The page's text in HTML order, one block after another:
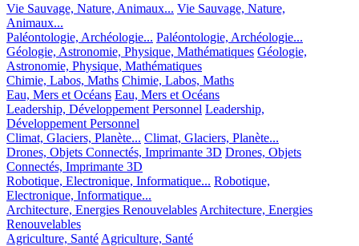
Vie Sauvage, Nature, Animaux... Vie Sauvage, Nature,
Animaux...
Paléontologie, Archéologie... Paléontologie, Archéologie...
Géologie, Astronomie, Physique, Mathématiques Géologie,
Astronomie, Physique, Mathématiques
Chimie, Labos, Maths Chimie, Labos, Maths
Eau, Mers et Océans Eau, Mers et Océans
Leadership, Développement Personnel Leadership,
Développement Personnel
Climat, Glaciers, Planète... Climat, Glaciers, Planète...
Drones, Objets Connectés, Imprimante 3D Drones, Objets
Connectés, Imprimante 3D
Robotique, Electronique, Informatique... Robotique,
Electronique, Informatique...
Architecture, Energies Renouvelables Architecture, Energies
Renouvelables
Agriculture, Santé Agriculture, Santé